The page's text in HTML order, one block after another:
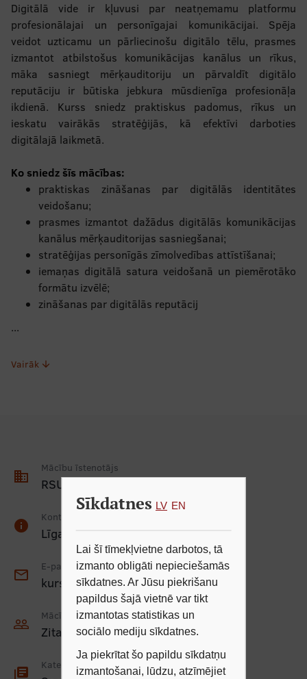
Digitālā vide ir kļuvusi par neatņemamu platformu
profesionālajai un personīgajai komunikācijai. Spēja
veidot uzticamu un pārliecinošu digitālo tēlu, prasmes
izmantot atbilstošus komunikācijas kanālus un rīkus,
māka sasniegt mērķauditoriju un pārvaldīt digitālo
reputāciju ir būtiska jebkura mūsdienīga profesionāļa
ikdienā. Kurss sniedz praktiskus padomus, rīkus un
ieskatu vairākās stratēģijās, kā efektīvi darboties
digitālajā laikmetā.
Ko sniedz šīs mācības:
praktiskas zināšanas par digitālās identitātes
veidošanu;
prasmes izmantot dažādus digitālās komunikācijas
kanālus mērķauditorijas sasniegšanai;
stratēģijas personīgās zīmolvedības attīstīšanai;
iemaņas digitālā satura veidošanā un piemērotāko
formātu izvēlē;
zināšanas par digitālās reputācij
...
Vairāk arrow_downward
business
Mācību īstenotājs
RSU Mūžizglītības centrs
info
Kontaktpersona
Līga Stucere
mail_outline
E-pasts
kursi@rsu.lv
people_outline
Mācībspēks/-i
Zita Lazdāne
library_books
Kategorijas
Sīkdatnes LV EN
Lai šī tīmekļvietne darbotos, tā
izmanto obligāti nepieciešamās
sīkdatnes. Ar Jūsu piekrišanu
papildus šajā vietnē var tikt
izmantotas statistikas un
sociālo mediju sīkdatnes.
Ja piekrītat šo papildu sīkdatņu
izmantošanai, lūdzu, atzīmējiet